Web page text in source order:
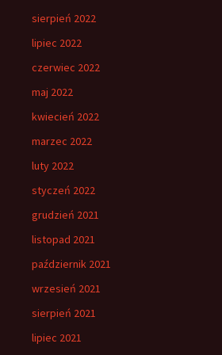
sierpień 2022
lipiec 2022
czerwiec 2022
maj 2022
kwiecień 2022
marzec 2022
luty 2022
styczeń 2022
grudzień 2021
listopad 2021
październik 2021
wrzesień 2021
sierpień 2021
lipiec 2021